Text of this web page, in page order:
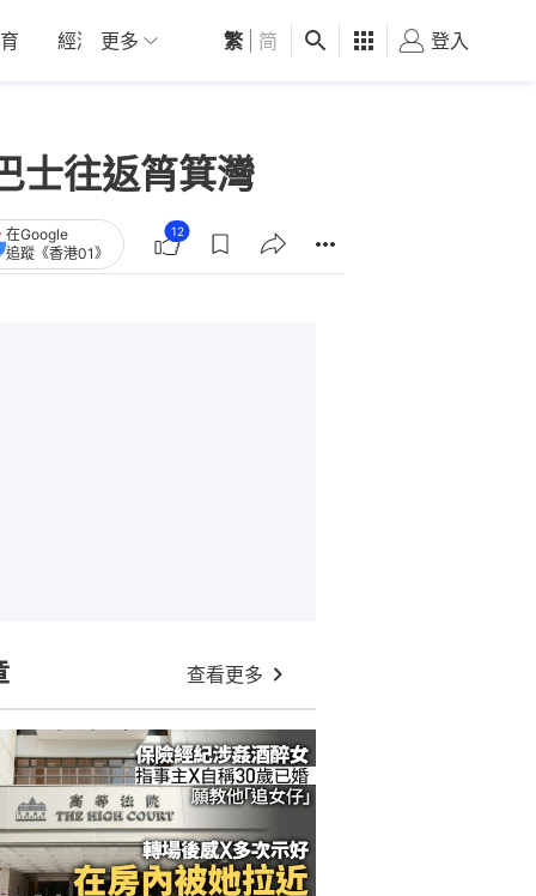
經濟 01深圳 觀點 健康 好食玩飛
更多 繁 简 登入
士往返筲箕灣
在Google
追蹤《香港01》
12
查看更多